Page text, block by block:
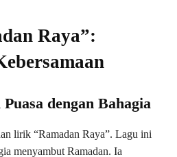
Raya”:
dengan Bahagia
lirik “Ramadan Raya”. Lagu ini
menyambut Ramadan. Ia